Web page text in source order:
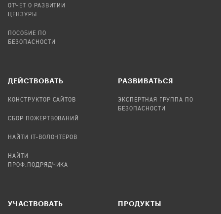
ОТЧЕТ О РАЗВИТИИ
ЦЕНЗУРЫ
ПОСОБИЕ ПО
БЕЗОПАСНОСТИ
ДЕЙСТВОВАТЬ
КОНСТРУКТОР САЙТОВ
СБОР ПОЖЕРТВОВАНИЙ
НАЙТИ IT-ВОЛОНТЕРОВ
НАЙТИ
ПРОФ.ПОДРЯДЧИКА
РАЗВИВАТЬСЯ
ЭКСПЕРТНАЯ ГРУППА ПО
БЕЗОПАСНОСТИ
УЧАСТВОВАТЬ ПРОДУКТЫ